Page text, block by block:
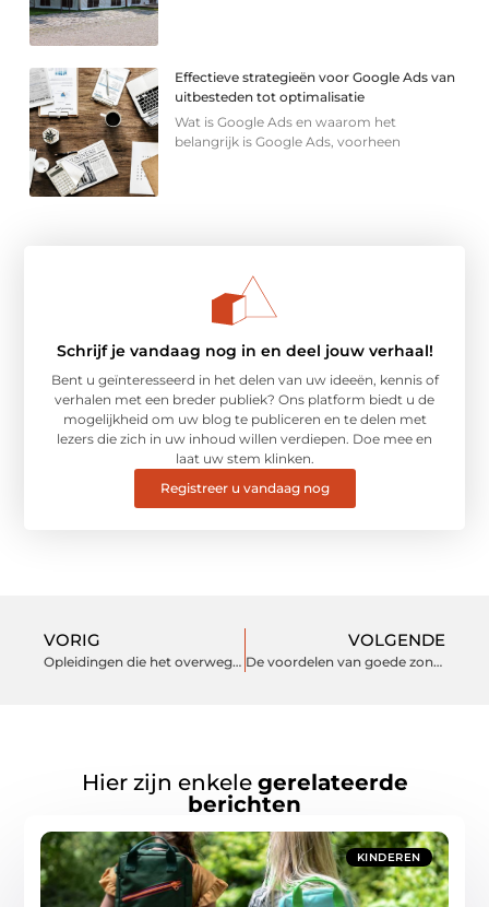
Effectieve strategieën voor Google Ads van
uitbesteden tot optimalisatie
Wat is Google Ads en waarom het
belangrijk is Google Ads, voorheen
Schrijf je vandaag nog in en deel jouw verhaal!
Bent u geïnteresseerd in het delen van uw ideeën, kennis of
verhalen met een breder publiek? Ons platform biedt u de
mogelijkheid om uw blog te publiceren en te delen met
lezers die zich in uw inhoud willen verdiepen. Doe mee en
laat uw stem klinken.
Registreer u vandaag nog
VORIG
Opleidingen die het overwegen waard zijn
VOLGENDE
De voordelen van goede zonwering
Hier zijn enkele gerelateerde
berichten
KINDEREN